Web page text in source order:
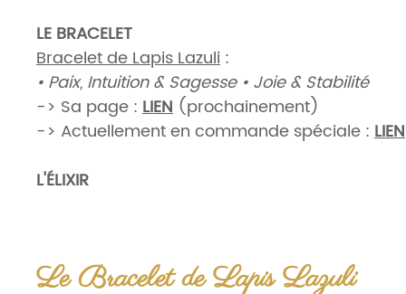
LE BRACELET
Bracelet de Lapis Lazuli :
• Paix, Intuition & Sagesse• Joie & Stabilité
-> Sa page : LIEN (prochainement)
-> Actuellement en commande spéciale : LIEN
L'ÉLIXIR
bracelet
Le Bracelet de Lapis Lazuli